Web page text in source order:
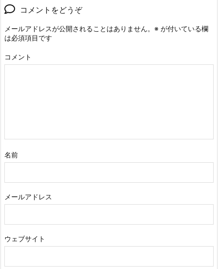
コメントをどうぞ
メールアドレスが公開されることはありません。 ※ が付いている欄
は必須項目です
コメント
名前
メールアドレス
ウェブサイト